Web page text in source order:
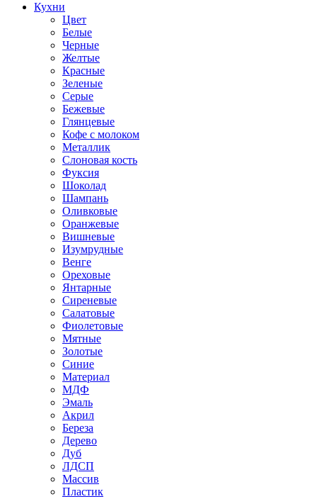
Кухни
Цвет
Белые
Черные
Желтые
Красные
Зеленые
Серые
Бежевые
Глянцевые
Кофе с молоком
Металлик
Слоновая кость
Фуксия
Шоколад
Шампань
Оливковые
Оранжевые
Вишневые
Изумрудные
Венге
Ореховые
Янтарные
Сиреневые
Салатовые
Фиолетовые
Мятные
Золотые
Синие
Материал
МДФ
Эмаль
Акрил
Береза
Дерево
Дуб
ЛДСП
Массив
Пластик